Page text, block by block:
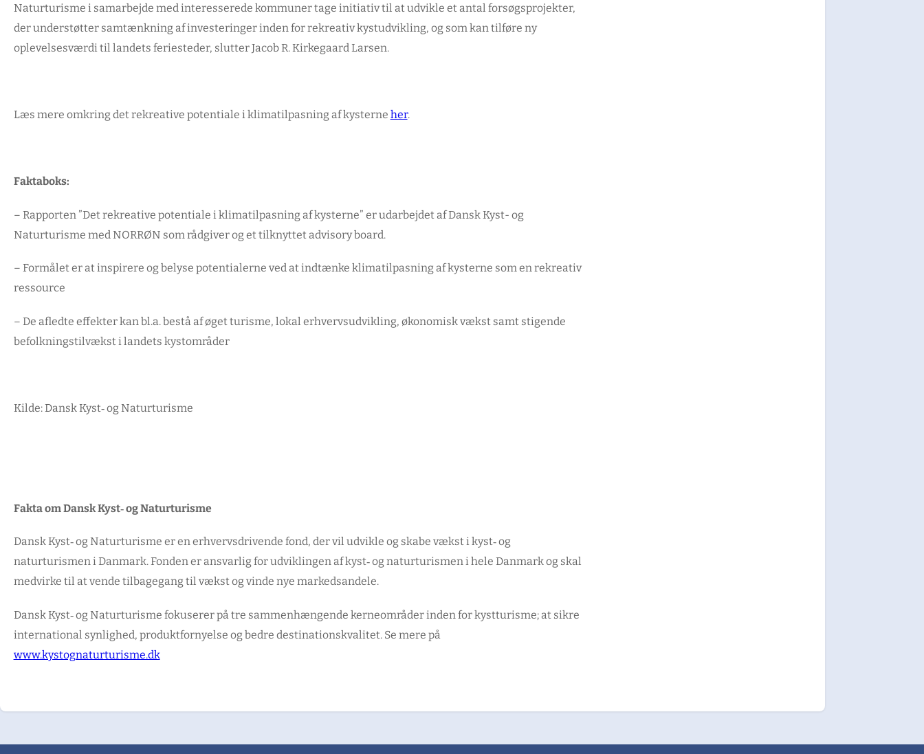
Naturturisme i samarbejde med interesserede kommuner tage initiativ til at udvikle et antal forsøgsprojekter,
der understøtter samtænkning af investeringer inden for rekreativ kystudvikling, og som kan tilføre ny
oplevelsesværdi til landets feriesteder, slutter Jacob R. Kirkegaard Larsen.
Læs mere omkring det rekreative potentiale i klimatilpasning af kysterne her.
Faktaboks:
– Rapporten ”Det rekreative potentiale i klimatilpasning af kysterne” er udarbejdet af Dansk Kyst- og
Naturturisme med NORRØN som rådgiver og et tilknyttet advisory board.
– Formålet er at inspirere og belyse potentialerne ved at indtænke klimatilpasning af kysterne som en rekreativ
ressource
– De afledte effekter kan bl.a. bestå af øget turisme, lokal erhvervsudvikling, økonomisk vækst samt stigende
befolkningstilvækst i landets kystområder
Kilde:Dansk Kyst‑ og Naturturisme
Fakta om Dansk Kyst‑ og Naturturisme
Dansk Kyst‑ og Naturturisme er en erhvervsdrivende fond, der vil udvikle og skabe vækst i kyst‑ og
naturturismen i Danmark. Fonden er ansvarlig for udviklingen af kyst‑ og naturturismen i hele Danmark og skal
medvirke til at vende tilbagegang til vækst og vinde nye markedsandele.
Dansk Kyst‑ og Naturturisme fokuserer på tre sammenhængende kerneområder inden for kystturisme; at sikre
international synlighed, produktfornyelse og bedre destinationskvalitet. Se mere på
www.kystognaturturisme.dk